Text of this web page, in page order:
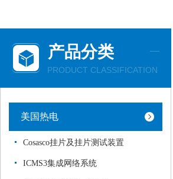
产品分类
PRODUCT CLASSIFICATION
美国热电
Cosasco挂片及挂片测试装置
ICMS3集成网络系统